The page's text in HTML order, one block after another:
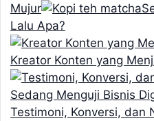
Mujur
Lalu Apa?
Kreator Konten yang
Testimoni, Konversi, dan